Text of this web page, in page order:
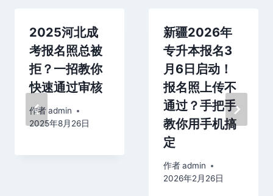
2025河北成
考报名照总被
拒？一招教你
快速通过审核
作者admin
2025年8月26日
新疆2026年
专升本报名3
月6日启动！
报名照上传不
通过？手把手
教你用手机搞
定
作者admin
2026年2月26日